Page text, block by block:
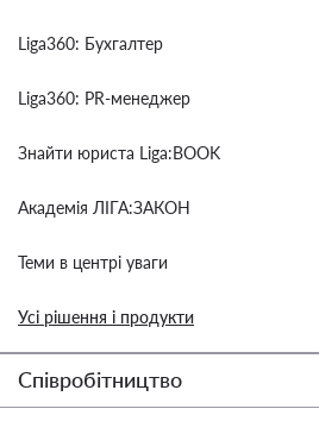
Liga360: Бухгалтер
Liga360: PR-менеджер
Знайти юриста Liga:BOOK
Академія ЛІГА:ЗАКОН
Теми в центрі уваги
Усі рішення і продукти
Співробітництво